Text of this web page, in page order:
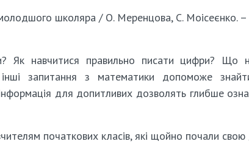
школяра / О. Меренцова, С. Моісеєнко. –
Як навчитися правильно писати цифри? Що
запитання з математики допоможе знайти
для допитливих дозволять глибше
початкових класів, які щойно почали свою